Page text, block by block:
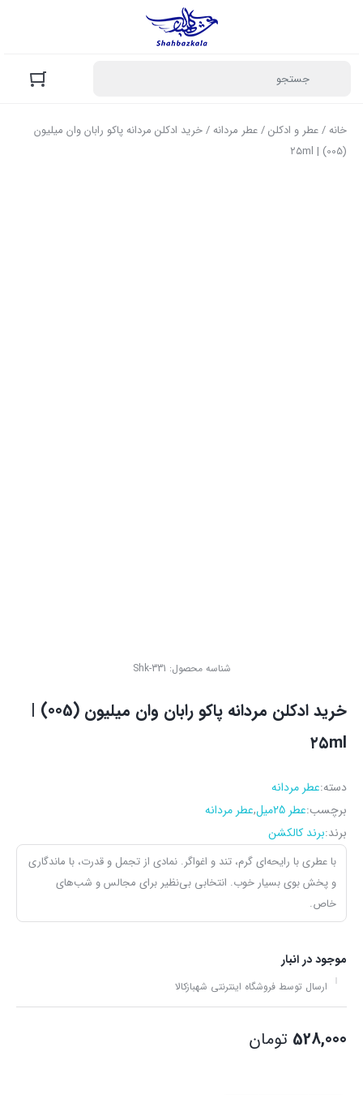
خانه/عطر و ادکلن/عطر مردانه/ خرید ادکلن مردانه پاکو رابان وان میلیون
(005) | ۲۵ml
شناسه محصول: Shk-331
خرید ادکلن مردانه پاکو رابان وان میلیون (005) |
۲۵ml
دسته:عطر مردانه
برچسب:عطر 25میل ,عطر مردانه
برند:برند کالکشن
با عطری با رایحه‌ای گرم، تند و اغواگر. نمادی از تجمل و قدرت، با ماندگاری
و پخش بوی بسیار خوب. انتخابی بی‌نظیر برای مجالس و شب‌های
خاص.
موجود در انبار
ارسال توسط فروشگاه اینترنتی شهبازکالا
528,000 تومان